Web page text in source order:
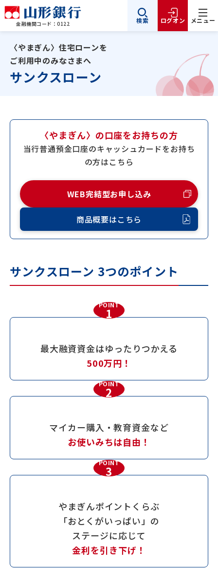
金融機関コード：0122 検索 ログオン メニュー
〈やまぎん〉住宅ローンを
ご利用中のみなさまへ
サンクスローン
〈やまぎん〉の口座をお持ちの方
当行普通預金口座のキャッシュカードをお持ち
の方はこちら
WEB完結型お申し込み
商品概要はこちら
サンクスローン 3つのポイント
POINT
1
最大融資資金はゆったりつかえる
500万円！
POINT
2
マイカー購入・教育資金など
お使いみちは自由！
POINT
3
やまぎんポイントくらぶ
「おとくがいっぱい」の
ステージに応じて
金利を引き下げ！